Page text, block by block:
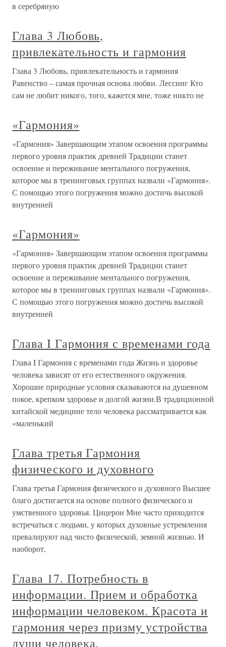
в серебряную
Глава 3 Любовь,
привлекательность и гармония
Глава 3 Любовь, привлекательность и гармония
Равенство – самая прочная основа любви. Лессинг Кто
сам не любит никого, того, кажется мне, тоже никто не
«Гармония»
«Гармония» Завершающим этапом освоения программы
первого уровня практик древней Традиции станет
освоение и переживание ментального погружения,
которое мы в тренинговых группах назвали «Гармония».
С помощью этого погружения можно достичь высокой
внутренней
«Гармония»
«Гармония» Завершающим этапом освоения программы
первого уровня практик древней Традиции станет
освоение и переживание ментального погружения,
которое мы в тренинговых группах назвали «Гармония».
С помощью этого погружения можно достичь высокой
внутренней
Глава I Гармония с временами года
Глава I Гармония с временами года Жизнь и здоровье
человека зависят от его естественного окружения.
Хорошие природные условия сказываются на душевном
покое, крепком здоровье и долгой жизни.В традиционной
китайской медицине тело человека рассматривается как
«маленький
Глава третья Гармония
физического и духовного
Глава третья Гармония физического и духовного Высшее
благо достигается на основе полного физического и
умственного здоровья. Цицерон Мне часто приходится
встречаться с людьми, у которых духовные устремления
превалируют над чисто физической, земной жизнью. И
наоборот,
Глава 17. Потребность в
информации. Прием и обработка
информации человеком. Красота и
гармония через призму устройства
души человека.